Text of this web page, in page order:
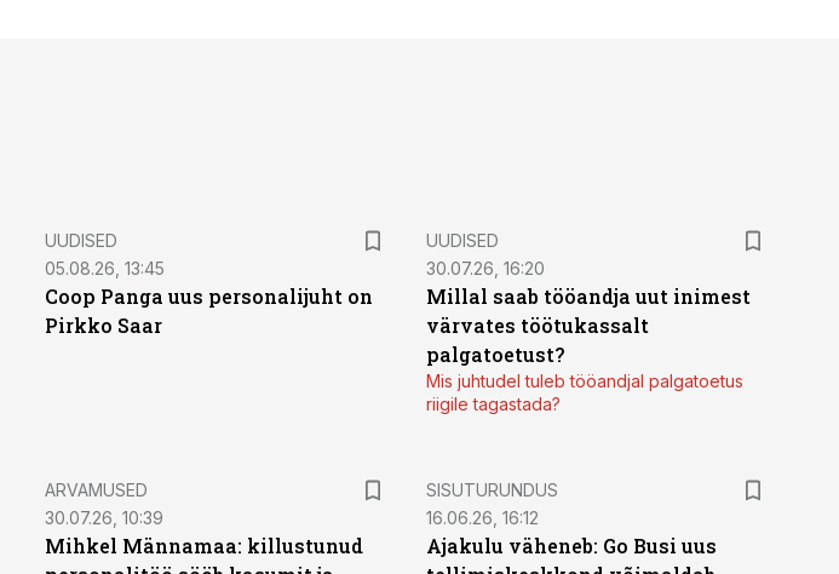
UUDISED
05.08.26, 13:45
Coop Panga uus personalijuht on
Pirkko Saar
UUDISED
30.07.26, 16:20
Millal saab tööandja uut inimest
värvates töötukassalt
palgatoetust?
Mis juhtudel tuleb tööandjal palgatoetus
riigile tagastada?
ARVAMUSED
30.07.26, 10:39
Mihkel Männamaa: killustunud
ST
SISUTURUNDUS
16.06.26, 16:12
Ajakulu väheneb: Go Busi uus